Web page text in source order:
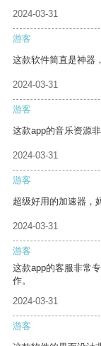
2024-03-31
游客
这款软件简直是神器
2024-03-31
游客
这款app的音乐资源
2024-03-31
游客
超级好用的加速器，
2024-03-31
游客
这款app的客服非常
作。
2024-03-31
游客